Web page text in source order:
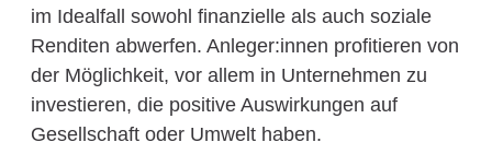
im Idealfall sowohl finanzielle als auch soziale
Renditen abwerfen. Anleger:innen profitieren von
der Möglichkeit, vor allem in Unternehmen zu
investieren, die positive Auswirkungen auf
Gesellschaft oder Umwelt haben.